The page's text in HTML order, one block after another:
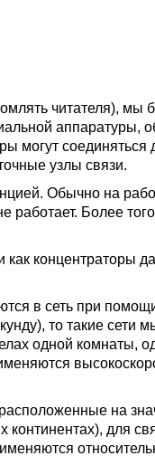
читателя), мы
аппаратуры,
соединяться
узлы связи.
Обычно на
работает. Более
концентраторы
в сеть при
то такие сети
одной комнаты,
на
континентах), для